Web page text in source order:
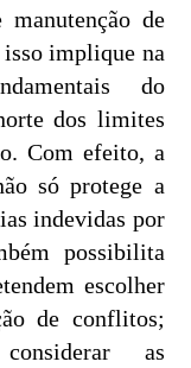
de
isso implique na
do
dos limites
Com efeito, a
só protege a
indevidas por
possibilita
escolher
de conflitos;
as